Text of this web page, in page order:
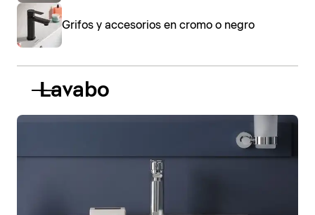
Grifos y accesorios en cromo o negro
Lavabo